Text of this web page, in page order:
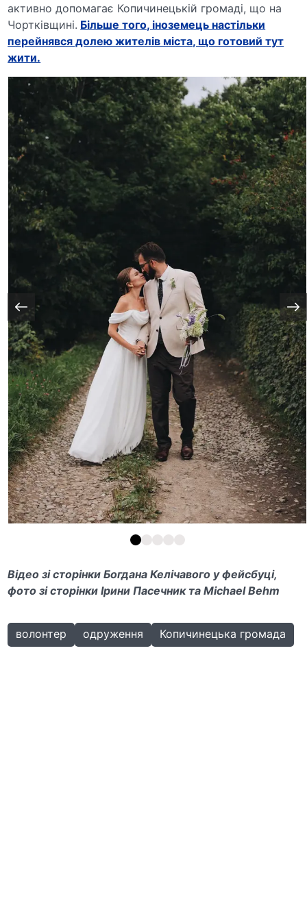
активно допомагає Копичинецькій громаді, що на
Чортківщині. Більше того, іноземець настільки
перейнявся долею жителів міста, що готовий тут
жити.
Відео зі сторінки Богдана Келічавого у фейсбуці,
фото зі сторінки Ірини Пасечник та Michael Behm
волонтер одруження Копичинецька громада